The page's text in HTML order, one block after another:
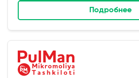
Подробнее